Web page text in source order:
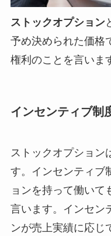
ストックオプション
予め決められた価格
権利のことを言いま
インセンティブ制
ストックオプション
す。インセンティブ
ョンを持って働いて
言います。インセン
ンが売上実績に応じ